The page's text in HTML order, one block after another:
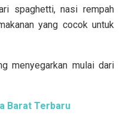
spaghetti, nasi rempah
yang cocok untuk
menyegarkan mulai dari
Barat Terbaru